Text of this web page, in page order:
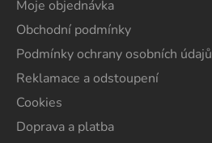
Moje objednávka
Obchodní podmínky
Podmínky ochrany osobních údajů
Reklamace a odstoupení
Cookies
Doprava a platba